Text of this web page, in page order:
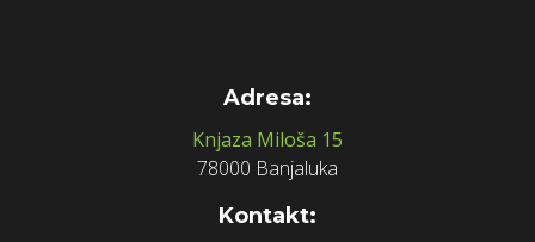
Adresa:
Knjaza Miloša 15
78000 Banjaluka
Kontakt: